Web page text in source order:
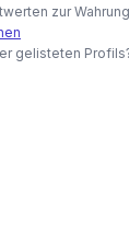
zur
gelisteten